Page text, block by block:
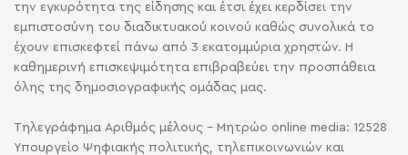
την εγκυρότητα της είδησης και έτσι έχει κερδίσει την
εμπιστοσύνη του διαδικτυακού κοινού καθώς συνολικά το
έχουν επισκεφτεί πάνω από 3 εκατομμύρια χρηστών. Η
καθημερινή επισκεψιμότητα επιβραβεύει την προσπάθεια
όλης της δημοσιογραφικής ομάδας μας.
Τηλεγράφημα Αριθμός μέλους - Μητρώο online media: 12528
Υπουργείο Ψηφιακής πολιτικής, τηλεπικοινωνιών και